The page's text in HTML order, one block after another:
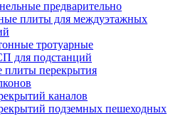
предварительно
плиты для междуэтажных
тротуарные
для подстанций
плиты перекрытия
каналов
подземных пешеходных